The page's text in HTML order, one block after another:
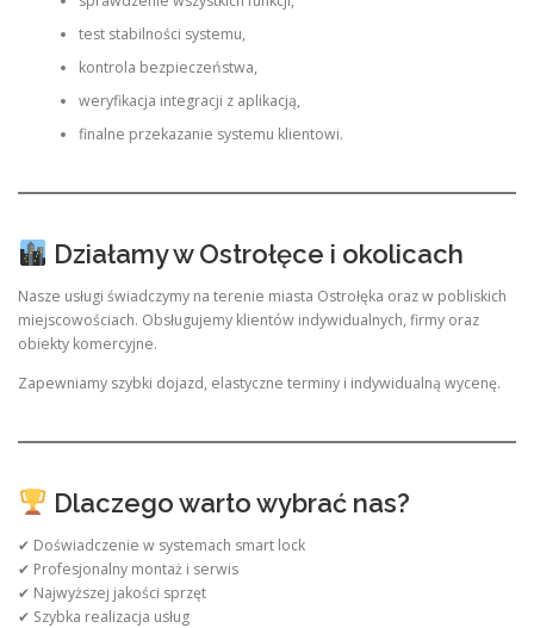
test stabilności systemu,
kontrola bezpieczeństwa,
weryfikacja integracji z aplikacją,
finalne przekazanie systemu klientowi.
Działamy w Ostrołęce i okolicach
Nasze usługi świadczymy na terenie miasta Ostrołęka oraz w pobliskich
miejscowościach. Obsługujemy klientów indywidualnych, firmy oraz
obiekty komercyjne.
Zapewniamy szybki dojazd, elastyczne terminy i indywidualną wycenę.
Dlaczego warto wybrać nas?
✔ Doświadczenie w systemach smart lock
✔ Profesjonalny montaż i serwis
✔ Najwyższej jakości sprzęt
✔ Szybka realizacja usług